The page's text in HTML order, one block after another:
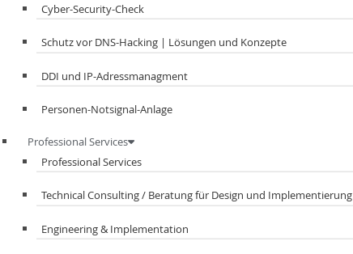
Cyber-Security-Check
Schutz vor DNS-Hacking | Lösungen und Konzepte
DDI und IP-Adressmanagment​
Personen-Notsignal-Anlage
Professional Services
Professional Services
Technical Consulting / Beratung für Design und Implementierung
Engineering & Implementation